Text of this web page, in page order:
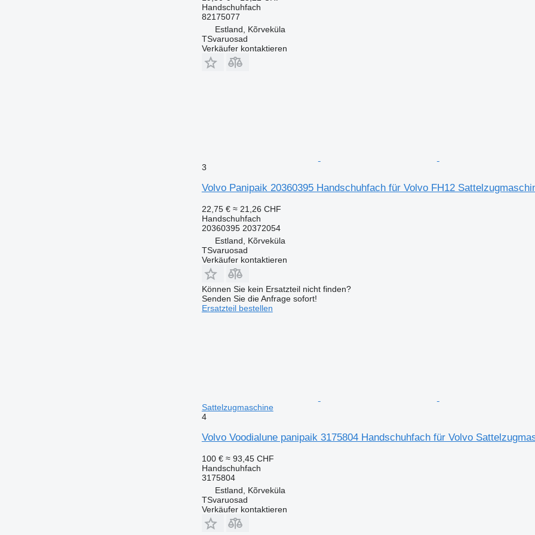
Handschuhfach
82175077
Estland, Kõrveküla
TSvaruosad
Verkäufer kontaktieren
3
Volvo Panipaik 20360395 Handschuhfach für Volvo FH12
22,75 € ≈ 21,26 CHF
Handschuhfach
20360395 20372054
Estland, Kõrveküla
TSvaruosad
Verkäufer kontaktieren
Können Sie kein Ersatzteil nicht finden?
Senden Sie die Anfrage sofort!
Ersatzteil bestellen
Sattelzugmaschine
4
Volvo Voodialune panipaik 3175804 Handschuhfach für Volvo
100 € ≈ 93,45 CHF
Handschuhfach
3175804
Estland, Kõrveküla
TSvaruosad
Verkäufer kontaktieren